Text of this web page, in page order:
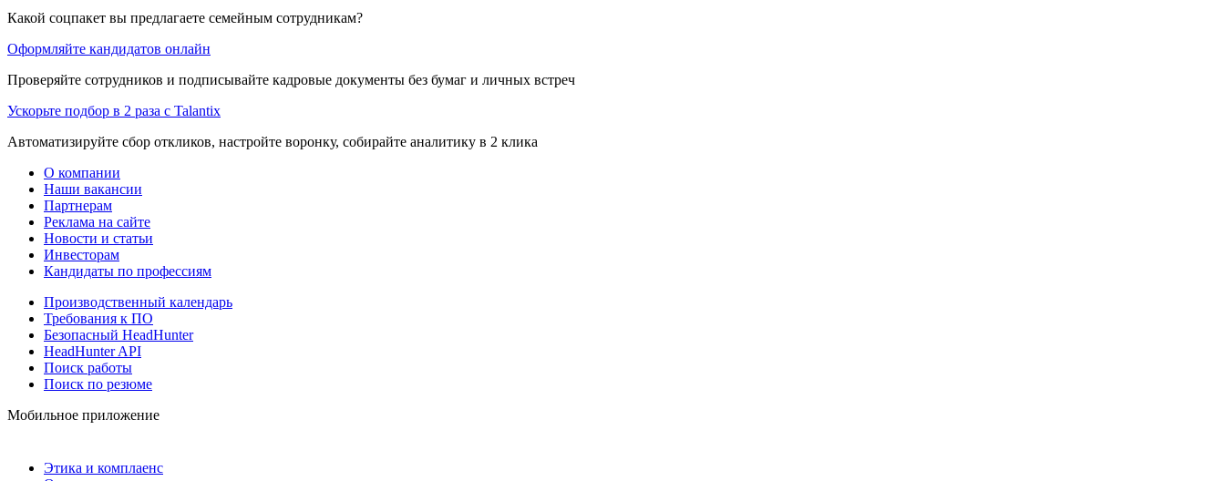
Какой соцпакет вы предлагаете семейным сотрудникам?
Оформляйте кандидатов онлайн
Проверяйте сотрудников и подписывайте кадровые документы без бумаг и личных встреч
Ускорьте подбор в 2 раза с Talantix
Автоматизируйте сбор откликов, настройте воронку, собирайте аналитику в 2 клика
О компании
Наши вакансии
Партнерам
Реклама на сайте
Новости и статьи
Инвесторам
Кандидаты по профессиям
Производственный календарь
Требования к ПО
Безопасный HeadHunter
HeadHunter API
Поиск работы
Поиск по резюме
Мобильное приложение
Этика и комплаенс